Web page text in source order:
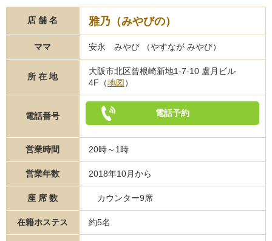
店 舗 名 雅乃（みやびの）
ママ 安永 みやび （やすなが みやび）
所 在 地
大阪市北区曾根崎新地1-7-10 盧月ビル
4F（地図 ）
電話番号 電話予約
営業時間 20時～1時
営業年数 2018年10月から
座 席 数 カウンター9席
在籍ホステス 約5名